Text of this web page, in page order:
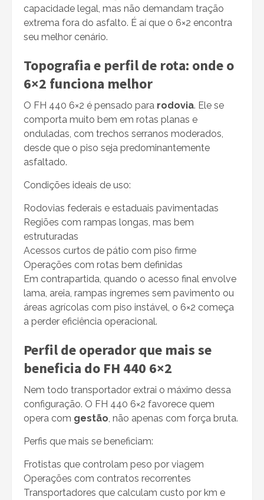
capacidade legal, mas não demandam tração
extrema fora do asfalto. É aí que o 6×2 encontra
seu melhor cenário.
Topografia e perfil de rota: onde o
6×2 funciona melhor
O FH 440 6×2 é pensado para rodovia. Ele se
comporta muito bem em rotas planas e
onduladas, com trechos serranos moderados,
desde que o piso seja predominantemente
asfaltado.
Condições ideais de uso:
Rodovias federais e estaduais pavimentadas
Regiões com rampas longas, mas bem
estruturadas
Acessos curtos de pátio com piso firme
Operações com rotas bem definidas
Em contrapartida, quando o acesso final envolve
lama, areia, rampas íngremes sem pavimento ou
áreas agrícolas com piso instável, o 6×2 começa
a perder eficiência operacional.
Perfil de operador que mais se
beneficia do FH 440 6×2
Nem todo transportador extrai o máximo dessa
configuração. O FH 440 6×2 favorece quem
opera com gestão, não apenas com força bruta.
Perfis que mais se beneficiam:
Frotistas que controlam peso por viagem
Operações com contratos recorrentes
Transportadores que calculam custo por km e